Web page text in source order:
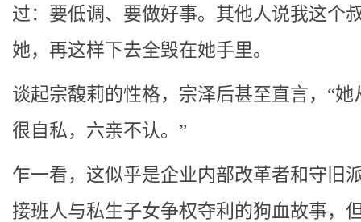
过：要低调、要做好事。其他人说我这个
她，再这样下去全毁在她手里。
谈起宗馥莉的性格，宗泽后甚至直言，“她
很自私，六亲不认。”
乍一看，这似乎是企业内部改革者和守旧
接班人与私生子女争权夺利的狗血故事，